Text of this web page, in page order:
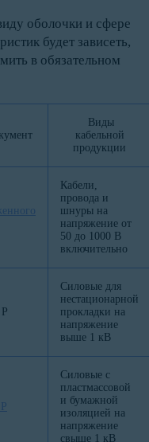
оболочки и сфере
будет зависеть,
в обязательном
Виды
кабельной
продукции
Кабели,
провода и
шнуры на
напряжение от
50 до 1000 В
включительно
Силовые для
нестационарной
прокладки на
напряжение
выше 1 кВ
Силовые с
пластмассовой
и бумажной
изоляцией на
напряжение
свыше 1 кВ